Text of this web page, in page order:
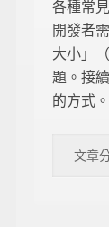
各種常
開發者
大小」
題。接
的方式
文章